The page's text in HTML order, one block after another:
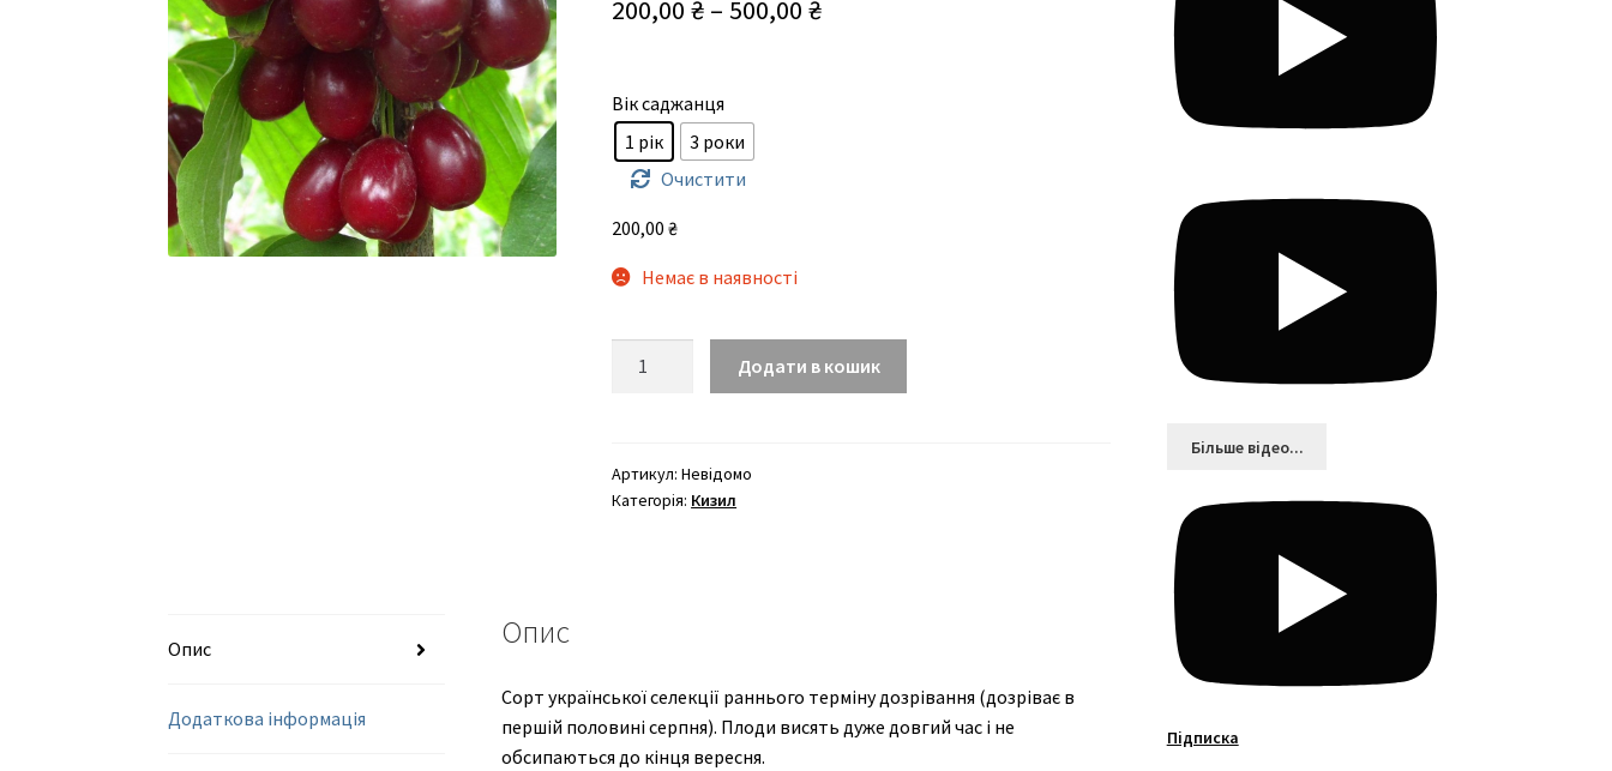
200,00₴ – 500,00₴Діапазон
Вік саджанця
1 рік
3 роки
Очистити
200,00₴
Немає в наявності
Додати в кошик
Артикул:Невідомо
Категорія: Кизил
Опис
Додаткова інформація
Опис
Сорт української селекції раннього терміну дозрівання (дозріває в
першій половині серпня). Плоди висять дуже довгий час і не
обсипаються до кінця вересня.
Більшe відео...
Підписка